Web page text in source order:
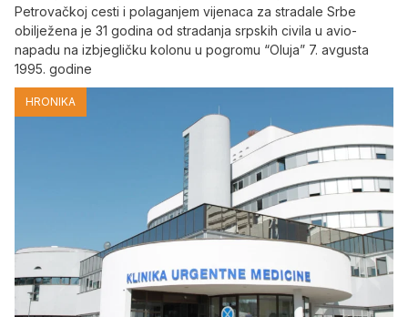
Petrovačkoj cesti i polaganjem vijenaca za stradale Srbe
obilježena je 31 godina od stradanja srpskih civila u avio-
napadu na izbjegličku kolonu u pogromu “Oluja” 7. avgusta
1995. godine
HRONIKA